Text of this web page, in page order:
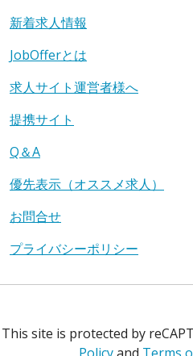
新着求人情報
JobOfferとは
求人サイト運営者様へ
提携サイト
Q＆A
優先表示（オススメ求人）
お問合せ
プライバシーポリシー
This site is protected by